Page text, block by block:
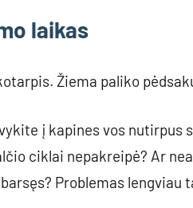
laikas
Žiema paliko
į kapines vos
ciklai nepakreipė? Ar
Problemas lengviau